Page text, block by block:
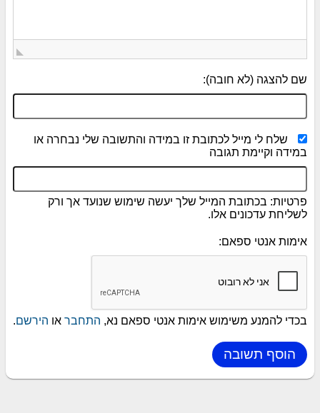
שם להצגה (לא חובה):
שלח לי מייל לכתובת זו במידה והתשובה שלי נבחרה או
במידה וקיימת תגובה
פרטיות: בכתובת המייל שלך יעשה שימוש שנועד אך ורק
לשליחת עדכונים אלו.
אימות אנטי ספאם:
בכדי להמנע משימוש אימות אנטי ספאם נא, התחבר או הירשם.